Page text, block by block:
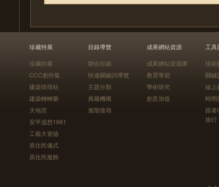
珍藏特展
珍藏特展
CCC創作集
建築排排站
建築轉轉樂
天地宮
安平追想1661
工藝大冒險
原住民儀式
原住民服飾
目錄導覽
聯合目錄
快速關鍵詞導覽
主題分類
典藏機構
進階搜尋
成果網站資源
成果網站資源庫
教育學習
學術研究
創意加值
工具
技術
關鍵
線上
時間
跟
旅行